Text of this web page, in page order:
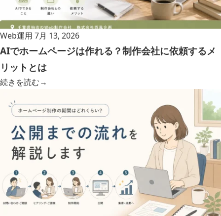
Web運用 7月 13, 2026
AIでホームページは作れる？制作会社に依頼するメ
リットとは
続きを読む→